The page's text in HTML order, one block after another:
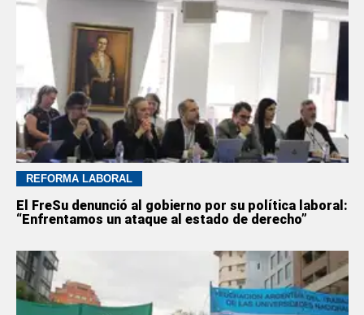
REFORMA LABORAL
El FreSu denunció al gobierno por su política laboral:
“Enfrentamos un ataque al estado de derecho”